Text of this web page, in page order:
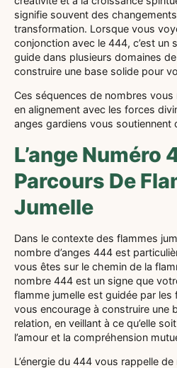
signifie souvent des
transformation. Lorsque vous
conjonction avec le 444, c’est un
guide dans plusieurs domaines
construire une base solide pour
Ces séquences de nombres
en alignement avec les forces
anges gardiens vous soutiennent
L’ange Numéro
Parcours De
Jumelle
Dans le contexte des flammes
nombre d’anges 444 est
vous êtes sur le chemin de la
nombre 444 est un signe que
flamme jumelle est guidée par
vous encourage à construire une
relation, en veillant à ce qu’elle
l’amour et la compréhension
L’énergie du 444 vous rappelle